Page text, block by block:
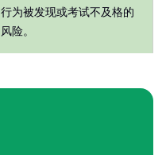
行为被发现或考试不及格的
风险。